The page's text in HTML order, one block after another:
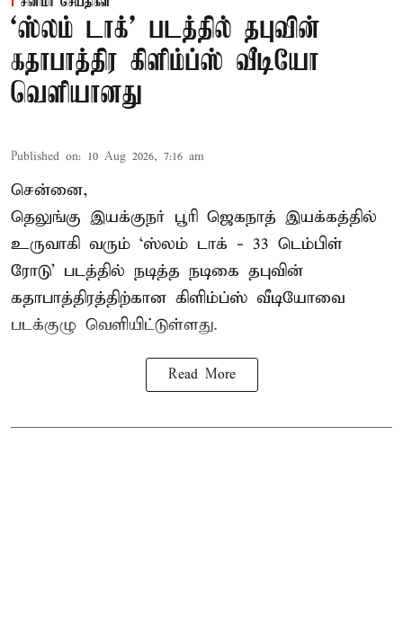
‘ஸ்லம் டாக்’ படத்தில் தபுவின்
கதாபாத்திர கிளிம்ப்ஸ் வீடியோ
வெளியானது
Published on: 10 Aug 2026, 7:16 am
சென்னை,
தெலுங்கு இயக்குநர் பூரி ஜெகநாத் இயக்கத்தில்
உருவாகி வரும் ‘ஸ்லம் டாக் - 33 டெம்பிள்
ரோடு’ படத்தில் நடித்த நடிகை தபுவின்
கதாபாத்திரத்திற்கான கிளிம்ப்ஸ் வீடியோவை
படக்குழு வெளியிட்டுள்ளது.
Read More